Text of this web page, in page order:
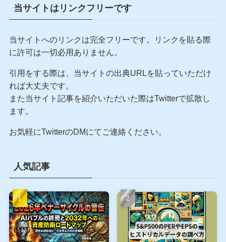
当サイトはリンクフリーです
当サイトへのリンクは完全フリーです。リンクを貼る際
に許可は一切必用ありません。
引用をする際は、当サイトの出典URLを貼っていただけ
れば大丈夫です。
また当サイト記事を紹介いただいた際はTwitterで拡散し
ます。
お気軽にTwitterのDMにてご連絡ください。
人気記事